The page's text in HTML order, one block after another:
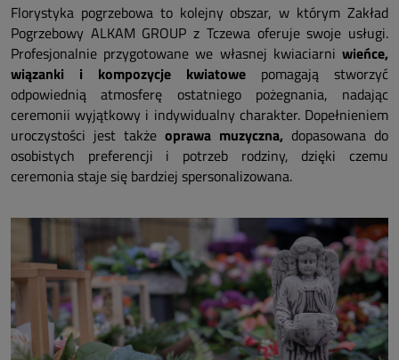
Florystyka pogrzebowa to kolejny obszar, w którym Zakład
Pogrzebowy ALKAM GROUP z Tczewa oferuje swoje usługi.
Profesjonalnie przygotowane we własnej kwiaciarni wieńce,
wiązanki i kompozycje kwiatowe pomagają stworzyć
odpowiednią atmosferę ostatniego pożegnania, nadając
ceremonii wyjątkowy i indywidualny charakter. Dopełnieniem
uroczystości jest także oprawa muzyczna, dopasowana do
osobistych preferencji i potrzeb rodziny, dzięki czemu
ceremonia staje się bardziej spersonalizowana.